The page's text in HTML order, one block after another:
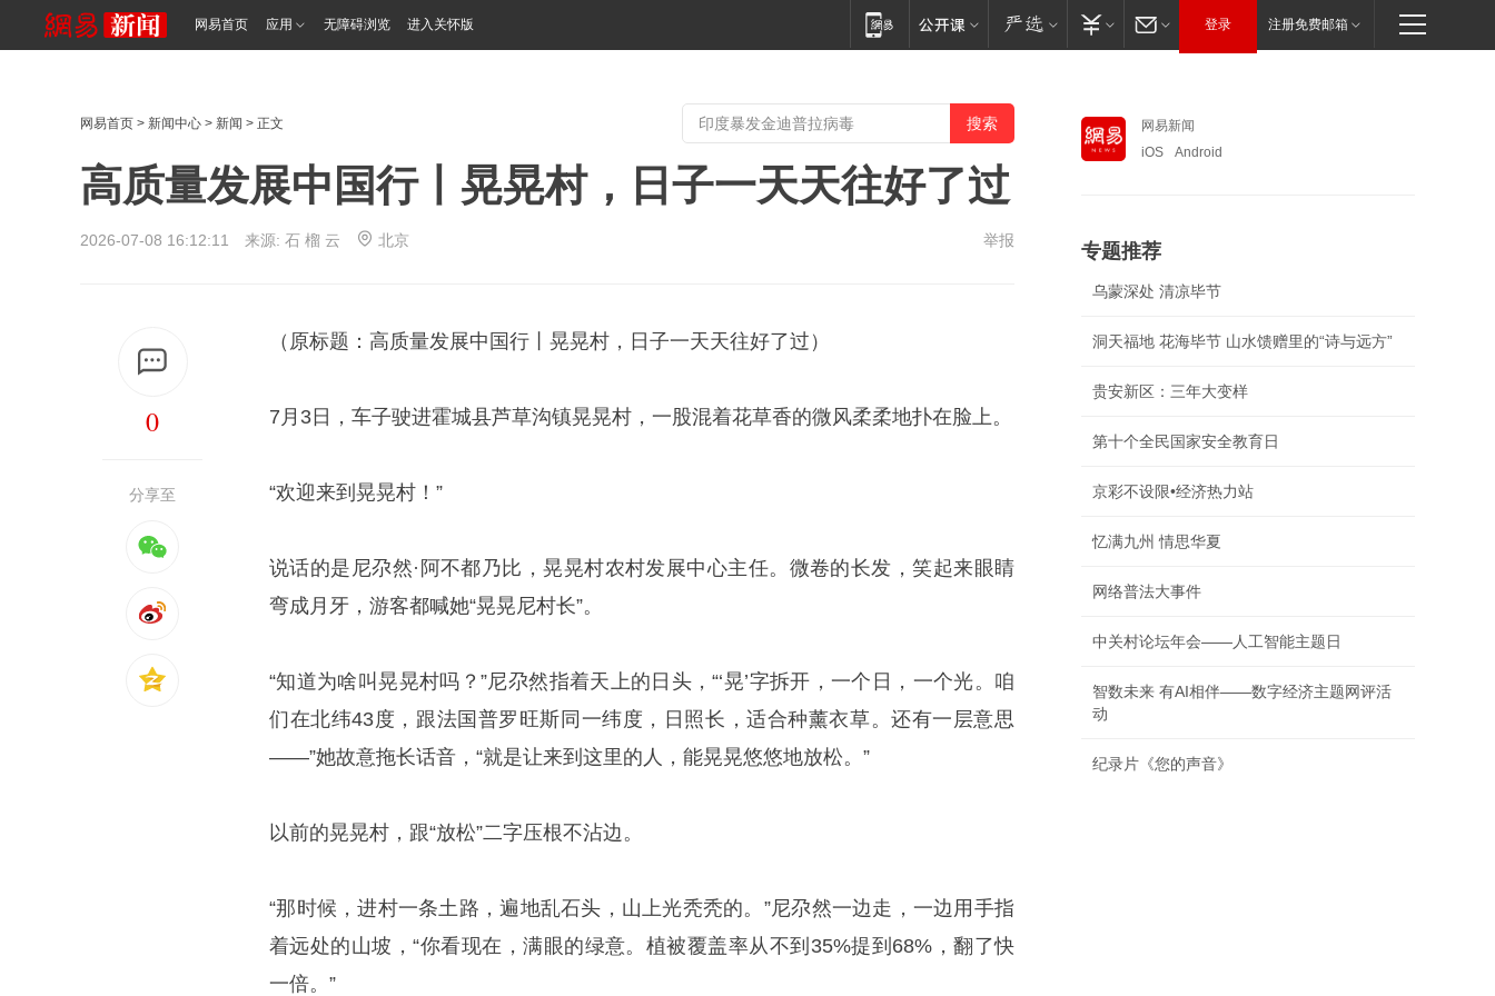
网易首页 应用 无障碍浏览 进入关怀版 登录 注册免费邮箱
网易首页 > 新闻中心 > 新闻 > 正文
高质量发展中国行丨晃晃村，日子一天天往好了过
2026-07-08 16:12:11 来源: 石 榴 云 北京 举报
0
分享至
（原标题：高质量发展中国行丨晃晃村，日子一天天往好了过）
7月3日，车子驶进霍城县芦草沟镇晃晃村，一股混着花草香的微风柔柔地扑在脸上。
“欢迎来到晃晃村！”
说话的是尼尕然·阿不都乃比，晃晃村农村发展中心主任。微卷的长发，笑起来眼睛
弯成月牙，游客都喊她“晃晃尼村长”。
“知道为啥叫晃晃村吗？”尼尕然指着天上的日头，“‘晃’字拆开，一个日，一个光。咱
们在北纬43度，跟法国普罗旺斯同一纬度，日照长，适合种薰衣草。还有一层意思
——”她故意拖长话音，“就是让来到这里的人，能晃晃悠悠地放松。”
以前的晃晃村，跟“放松”二字压根不沾边。
“那时候，进村一条土路，遍地乱石头，山上光秃秃的。”尼尕然一边走，一边用手指
着远处的山坡，“你看现在，满眼的绿意。植被覆盖率从不到35%提到68%，翻了快
一倍。”
网易新闻
iOS
Android
专题推荐
乌蒙深处 清凉毕节
洞天福地 花海毕节 山水馈赠里的“诗与远方”
贵安新区：三年大变样
第十个全民国家安全教育日
京彩不设限•经济热力站
忆满九州 情思华夏
网络普法大事件
中关村论坛年会——人工智能主题日
智数未来 有AI相伴——数字经济主题网评活
动
纪录片《您的声音》